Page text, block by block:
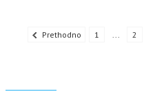
Prethodno 1 ... 2